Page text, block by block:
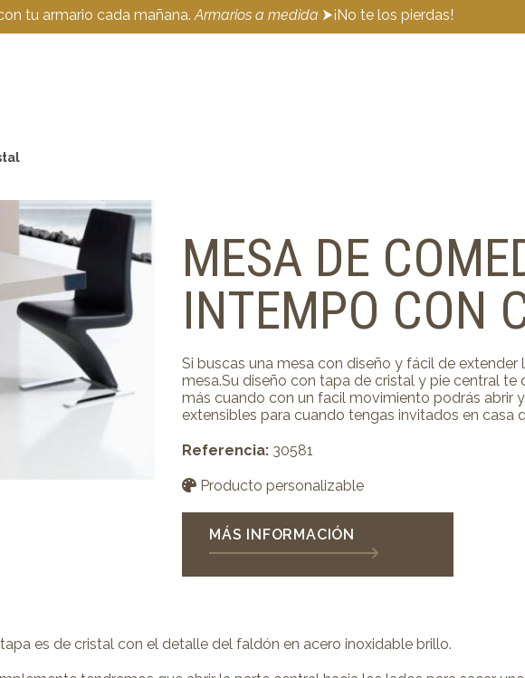
tu armario cada mañana. Armarios a medida ⮞¡No te los pierdas!
MESA DE
INTEMPO CON
Si buscas una mesa con diseño y fácil de
mesa.Su diseño con tapa de cristal y pie central te
más cuando con un facil movimiento podrás abrir
extensibles para cuando tengas invitados en casa
Referencia: 30581
Producto personalizable
MÁS INFORMACIÓN
es de cristal con el detalle del faldón en acero inoxidable brillo.